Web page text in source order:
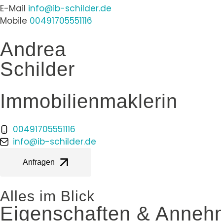
E-Mail info@ib-schilder.de
Mobile 00491705551116
Andrea
Schilder
Immobilienmaklerin
00491705551116
info@ib-schilder.de
Anfragen
Alles im Blick
Eigenschaften &